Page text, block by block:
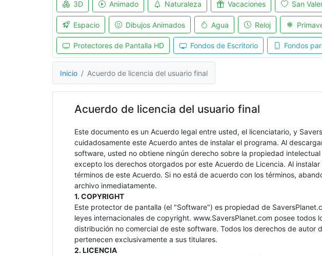
3D Animado Naturaleza Vacaciones San
Espacio Dibujos Animados Agua Reloj
Protectores de Pantalla HD Fondos de Escritorio Fondos
Inicio Acuerdo de licencia del usuario final
Acuerdo de licencia del usuario final
Este documento es un Acuerdo legal entre usted, el licenciatario, y
cuidadosamente este Acuerdo antes de instalar el programa. Al
software, usted no obtiene ningún derecho sobre la propiedad
excepto los derechos otorgados por este Acuerdo de Licencia. Al
términos de este Acuerdo. Si no está de acuerdo con los términos,
archivo inmediatamente.
1. COPYRIGHT
Este protector de pantalla (el "Software") es propiedad de
leyes internacionales de copyright. www.SaversPlanet.com posee todos
distribución no comercial de este software. Todos los derechos de autor
pertenecen exclusivamente a sus titulares.
2. LICENCIA